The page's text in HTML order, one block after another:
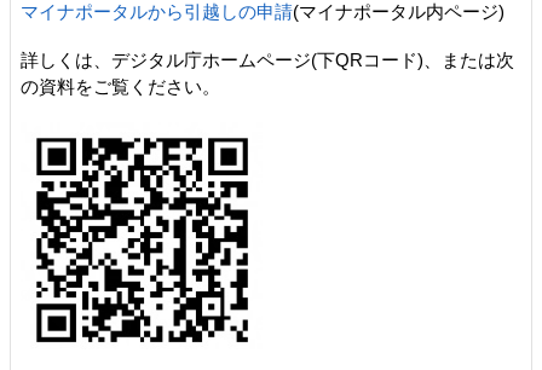
マイナポータルから引越しの申請(マイナポータル内ページ)
詳しくは、デジタル庁ホームページ(下QRコード)、または次
の資料をご覧ください。